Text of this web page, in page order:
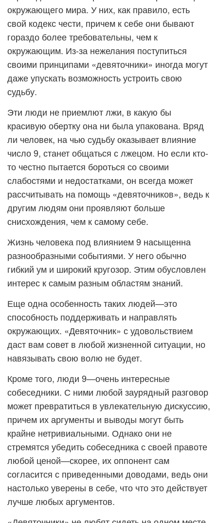
окружающего мира. У них, как правило, есть
свой кодекс чести, причем к себе они бывают
гораздо более требовательны, чем к
окружающим. Из-за нежелания поступиться
своими принципами «девяточники» иногда могут
даже упускать возможность устроить свою
судьбу.
Эти люди не приемлют лжи, в какую бы
красивую обертку она ни была упакована. Вряд
ли человек, на чью судьбу оказывает влияние
число 9, станет общаться с лжецом. Но если кто-
то честно пытается бороться со своими
слабостями и недостатками, он всегда может
рассчитывать на помощь «девяточников», ведь к
другим людям они проявляют больше
снисхождения, чем к самому себе.
Жизнь человека под влиянием 9 насыщенна
разнообразными событиями. У него обычно
гибкий ум и широкий кругозор. Этим обусловлен
интерес к самым разным областям знаний.
Еще одна особенность таких людей—это
способность поддерживать и направлять
окружающих. «Девяточник» с удовольствием
даст вам совет в любой жизненной ситуации, но
навязывать свою волю не будет.
Кроме того, люди 9—очень интересные
собеседники. С ними любой заурядный разговор
может превратиться в увлекательную дискуссию,
причем их аргументы и выводы могут быть
крайне нетривиальными. Однако они не
стремятся убедить собеседника с своей правоте
любой ценой—скорее, их оппонент сам
согласится с приведенными доводами, ведь они
настолько уверены в себе, что что это действует
лучше любых аргументов.